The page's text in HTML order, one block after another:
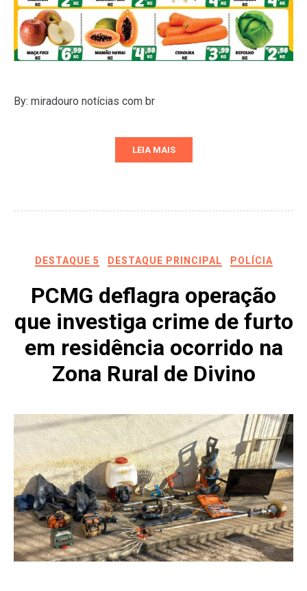
By: miradouro notícias com br
LEIA MAIS
DESTAQUE 5 DESTAQUE PRINCIPAL POLÍCIA
PCMG deflagra operação
que investiga crime de furto
em residência ocorrido na
Zona Rural de Divino